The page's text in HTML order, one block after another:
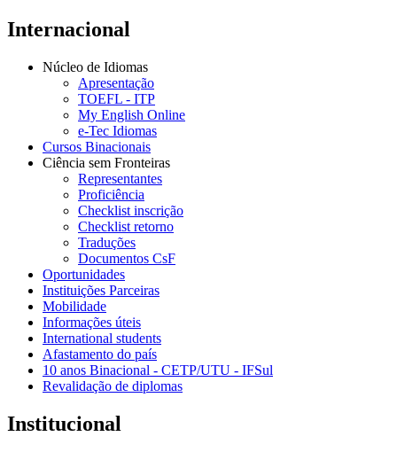
Internacional
Núcleo de Idiomas
Apresentação
TOEFL - ITP
My English Online
e-Tec Idiomas
Cursos Binacionais
Ciência sem Fronteiras
Representantes
Proficiência
Checklist inscrição
Checklist retorno
Traduções
Documentos CsF
Oportunidades
Instituições Parceiras
Mobilidade
Informações úteis
International students
Afastamento do país
10 anos Binacional - CETP/UTU - IFSul
Revalidação de diplomas
Institucional